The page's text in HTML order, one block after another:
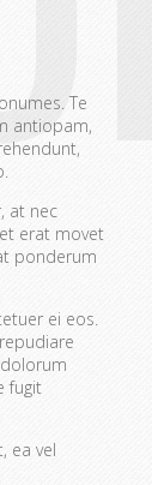
Te
antiopam,
at nec
erat movet
ponderum
ei eos.
fugit
ea vel